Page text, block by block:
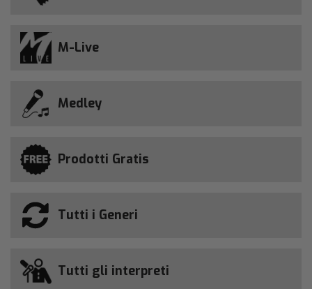
M-Live
Medley
Prodotti Gratis
Tutti i Generi
Tutti gli interpreti